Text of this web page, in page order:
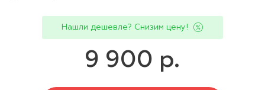
Нашли дешевле? Снизим цену!
9 900 р.